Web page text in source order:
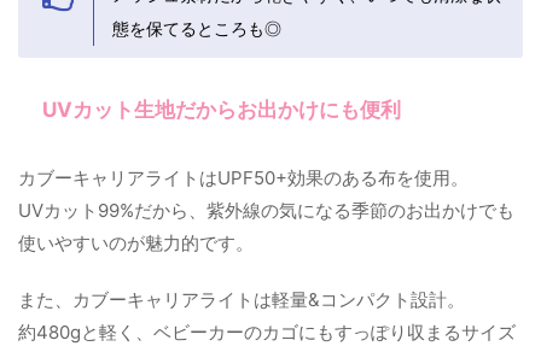
態を保てるところも◎
UVカット生地だからお出かけにも便利
カブーキャリアライトはUPF50+効果のある布を使用。
UVカット99%だから、紫外線の気になる季節のお出かけでも
使いやすいのが魅力的です。
また、カブーキャリアライトは軽量&コンパクト設計。
約480gと軽く、ベビーカーのカゴにもすっぽり収まるサイズ